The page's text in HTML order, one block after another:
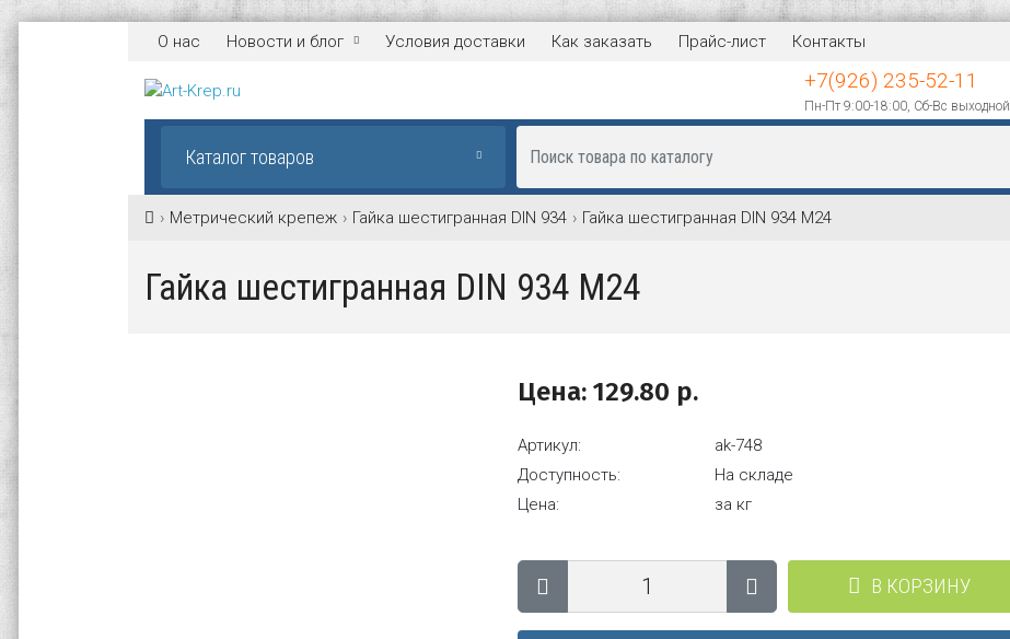
О нас Новости и блог Условия доставки Как заказать Прайс-лист Контакты
+7(926) 235-52-11
Пн-Пт 9:00-18:00, Сб-Вс выходной
Каталог товаров
Метрический крепеж Гайка шестигранная DIN 934 Гайка шестигранная DIN 934 М24
Гайка шестигранная DIN 934 М24
Цена:129.80 р.
Артикул:
ak-748
Доступность:
На складе
Цена:
за кг
В КОРЗИНУ